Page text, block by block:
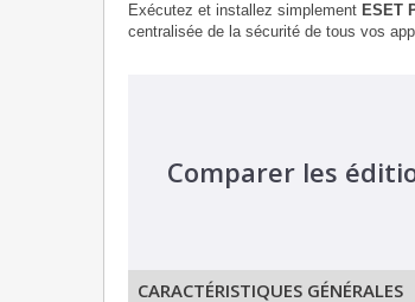
Exécutez et installez simplement ESET
centralisée de la sécurité de tous vos
Comparer les
CARACTÉRISTIQUES GÉNÉRALES